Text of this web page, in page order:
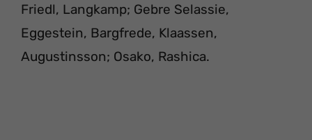
Friedl, Langkamp; Gebre Selassie,
Eggestein, Bargfrede, Klaassen,
Augustinsson; Osako, Rashica.